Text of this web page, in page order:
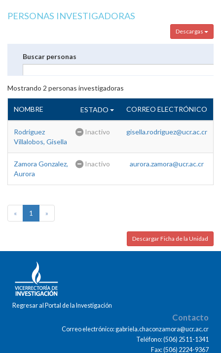
PERSONAS INVESTIGADORAS
Descargas
Buscar personas
Mostrando 2 personas investigadoras
NOMBRE ESTADO CORREO ELECTRÓNICO
Rodriguez
Villalobos, Gisella
Inactivo gisella.rodriguez@ucr.ac.cr
Zamora Gonzalez,
Aurora
Inactivo aurora.zamora@ucr.ac.cr
« 1 »
Descargar Ficha de la Unidad
Regresar al Portal de la Investigación
Contacto
Correo electrónico: gabriela.chaconzamora@ucr.ac.cr
Teléfono: (506) 2511-1341
Fax: (506) 2224-9367